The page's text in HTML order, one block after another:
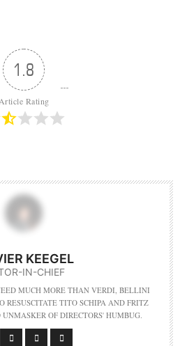
1.8
Article Rating
KEEGEL
IN-CHIEF
MUCH MORE THAN VERDI, BELLINI
RESUSCITATE TITO SCHIPA AND FRITZ
OF DIRECTORS' HUMBUG.